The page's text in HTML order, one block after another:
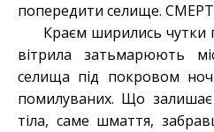
попередити селище.
Краєм ширились чутки
вітрила затьмарюють
селища під покровом
помилуваних. Що залишає
тіла, саме шмаття,